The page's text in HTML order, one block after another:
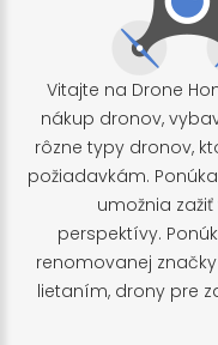
Vitajte na Drone
nákup dronov,
rôzne typy dronov,
požiadavkám.
umožnia
perspektívy.
renomovanej
lietaním, drony pre